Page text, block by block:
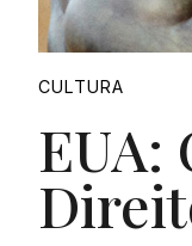
CULTURA
EUA: